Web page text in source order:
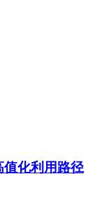
化利用路径